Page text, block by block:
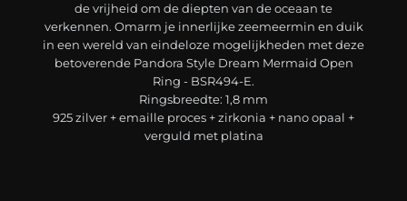
de vrijheid om de diepten van de oceaan te
verkennen. Omarm je innerlijke zeemeermin en duik
in een wereld van eindeloze mogelijkheden met deze
betoverende Pandora Style Dream Mermaid Open
Ring - BSR494-E.
Ringsbreedte: 1,8 mm
925 zilver + emaille proces + zirkonia + nano opaal +
verguld met platina